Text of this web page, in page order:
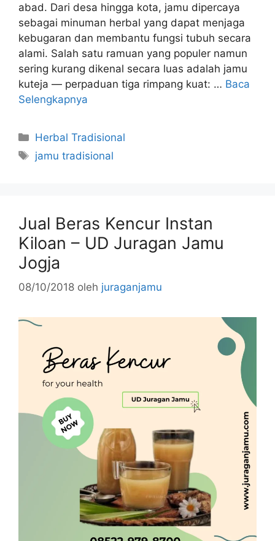
abad. Dari desa hingga kota, jamu dipercaya
sebagai minuman herbal yang dapat menjaga
kebugaran dan membantu fungsi tubuh secara
alami. Salah satu ramuan yang populer namun
sering kurang dikenal secara luas adalah jamu
kuteja — perpaduan tiga rimpang kuat: … Baca
Selengkapnya
Kategori
Herbal Tradisional
Tag
jamu tradisional
Jual Beras Kencur Instan
Kiloan – UD Juragan Jamu
Jogja
08/10/2018 oleh juraganjamu